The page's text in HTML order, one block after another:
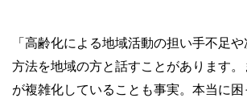
「高齢化による地域活動の担い手不足
方法を地域の方と話すことがあります
が複雑化していることも事実。本当に困